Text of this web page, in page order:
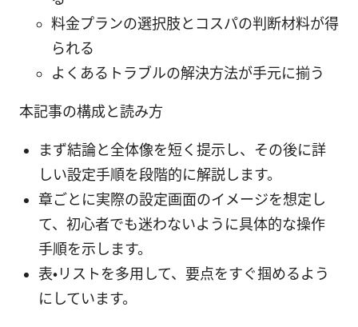
料金プランの選択肢とコスパの判断材料が得
られる
よくあるトラブルの解決方法が手元に揃う
本記事の構成と読み方
まず結論と全体像を短く提示し、その後に詳
しい設定手順を段階的に解説します。
章ごとに実際の設定画面のイメージを想定し
て、初心者でも迷わないように具体的な操作
手順を示します。
表・リストを多用して、要点をすぐ掴めるよう
にしています。